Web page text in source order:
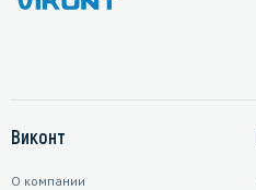
Виконт
О компании